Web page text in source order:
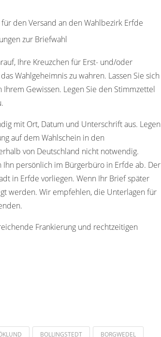
den Versand an den Wahlbezirk Erfde
zur Briefwahl
Ihre Kreuzchen für Erst- und/oder
Wahlgeheimnis zu wahren. Lassen Sie sich
Gewissen. Legen Sie den Stimmzettel
mit Ort, Datum und Unterschrift aus. Legen
auf dem Wahlschein in den
von Deutschland nicht notwendig.
persönlich im Bürgerbüro in Erfde ab. Der
in Erfde vorliegen. Wenn Ihr Brief später
werden. Wir empfehlen, die Unterlagen für
Frankierung und rechtzeitigen
BOLLINGSTEDT BORGWEDEL